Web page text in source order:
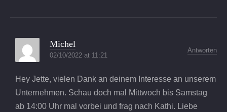
Michel
02/10/2022 at 11:21
Antworten
Hey Jette, vielen Dank an deinem Interesse an unserem
Unternehmen. Schau doch mal Mittwoch bis Samstag
ab 14:00 Uhr mal vorbei und frag nach Kathi. Liebe